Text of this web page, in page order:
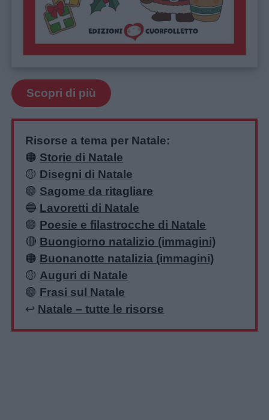
Scopri di più
Risorse a tema per Natale:
🟠 Storie di Natale
🟡 Disegni di Natale
🟢 Sagome da ritagliare
🔵 Lavoretti di Natale
🟣 Poesie e filastrocche di Natale
🔴 Buongiorno natalizio (immagini)
🟠 Buonanotte natalizia (immagini)
🟡 Auguri di Natale
🟢 Frasi sul Natale
↩️ Natale – tutte le risorse